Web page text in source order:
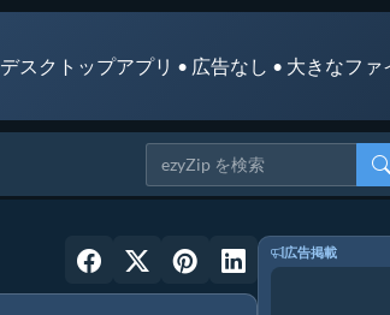
デスクトップアプリ • 広告なし • 大きなファ
広告掲載